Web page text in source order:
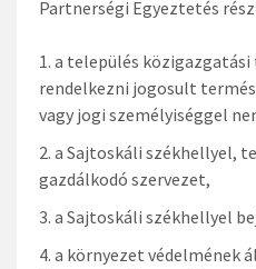
Partnerségi Egyeztetés
a település
rendelkezni jogosult
vagy jogi személyiséggel
a Sajtoskáli székhellyel,
gazdálkodó szervezet,
a Sajtoskáli székhellyel
a környezet védelmének